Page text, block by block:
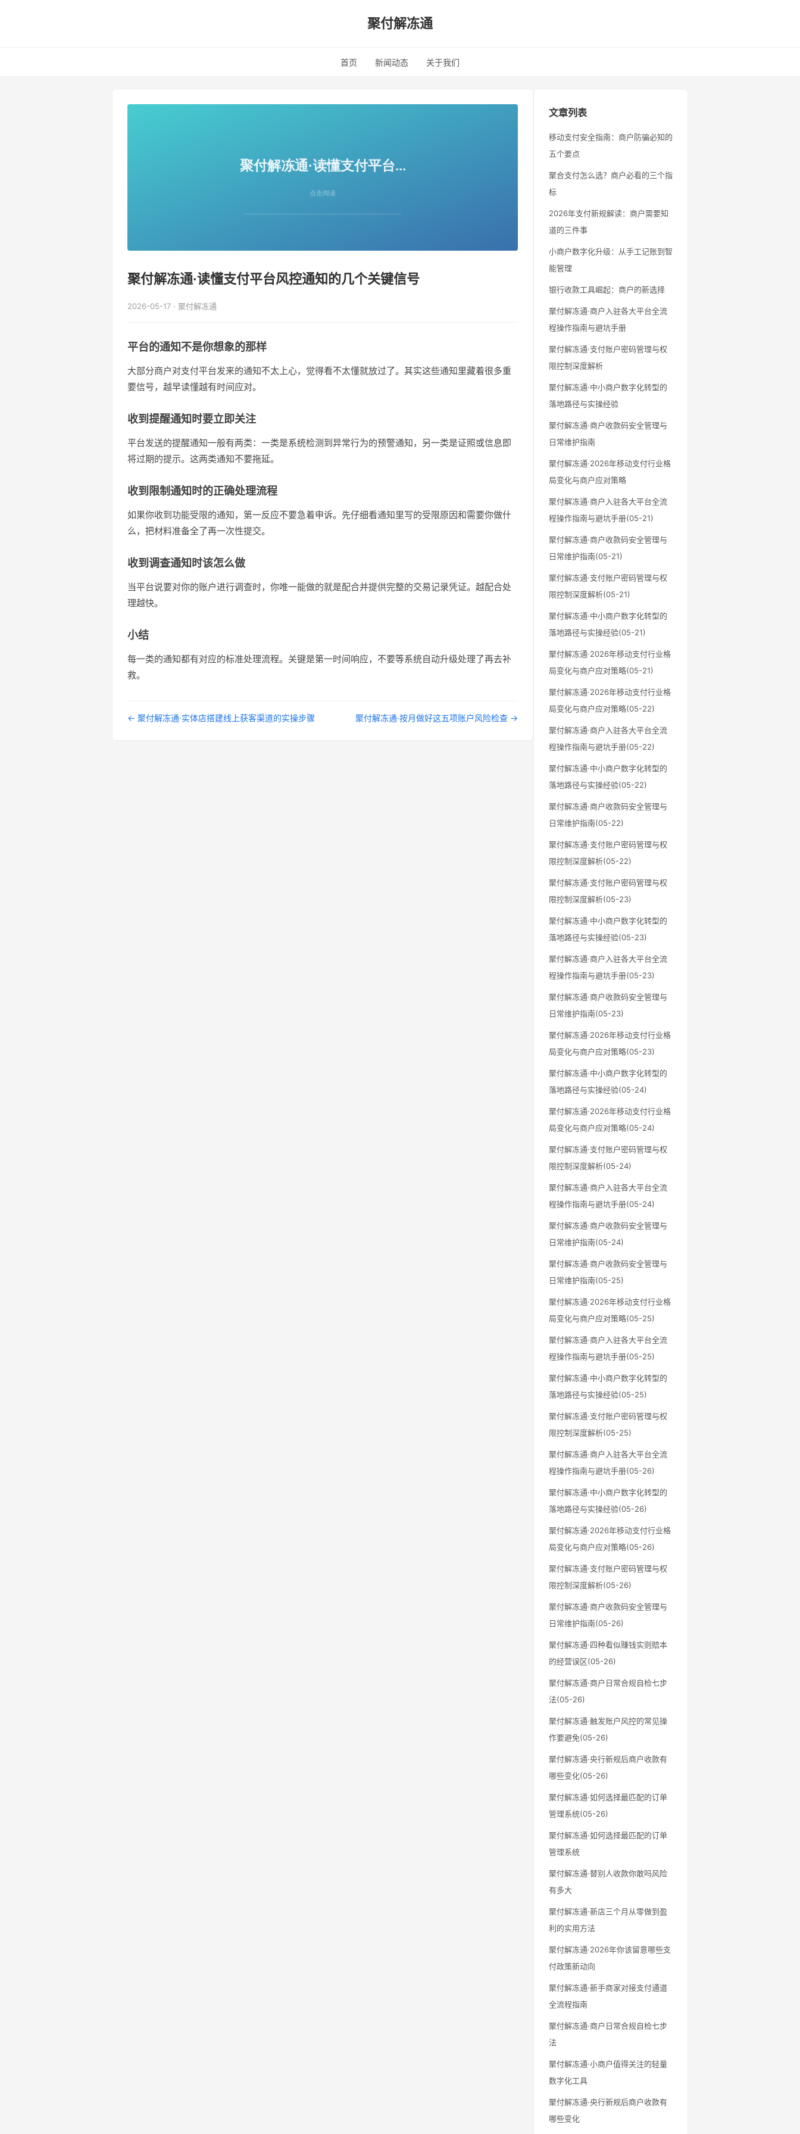
聚付解冻通
首页 新闻动态 关于我们
聚付解冻通·读懂支付平台风控通知的几个关键信号
2026-05-17 · 聚付解冻通
平台的通知不是你想象的那样
大部分商户对支付平台发来的通知不太上心，觉得看不太懂就放过了。其实这些通知里藏着很多重
要信号，越早读懂越有时间应对。
收到提醒通知时要立即关注
平台发送的提醒通知一般有两类：一类是系统检测到异常行为的预警通知，另一类是证照或信息即
将过期的提示。这两类通知不要拖延。
收到限制通知时的正确处理流程
如果你收到功能受限的通知，第一反应不要急着申诉。先仔细看通知里写的受限原因和需要你做什
么，把材料准备全了再一次性提交。
收到调查通知时该怎么做
当平台说要对你的账户进行调查时，你唯一能做的就是配合并提供完整的交易记录凭证。越配合处
理越快。
小结
每一类的通知都有对应的标准处理流程。关键是第一时间响应，不要等系统自动升级处理了再去补
救。
← 聚付解冻通·实体店搭建线上获客渠道的实操步骤 聚付解冻通·按月做好这五项账户风险检查 →
文章列表
移动支付安全指南：商户防骗必知的
五个要点
聚合支付怎么选？商户必看的三个指
标
2026年支付新规解读：商户需要知
道的三件事
小商户数字化升级：从手工记账到智
能管理
银行收款工具崛起：商户的新选择
聚付解冻通·商户入驻各大平台全流
程操作指南与避坑手册
聚付解冻通·支付账户密码管理与权
限控制深度解析
聚付解冻通·中小商户数字化转型的
落地路径与实操经验
聚付解冻通·商户收款码安全管理与
日常维护指南
聚付解冻通·2026年移动支付行业格
局变化与商户应对策略
聚付解冻通·商户入驻各大平台全流
程操作指南与避坑手册(05-21)
聚付解冻通·商户收款码安全管理与
日常维护指南(05-21)
聚付解冻通·支付账户密码管理与权
限控制深度解析(05-21)
聚付解冻通·中小商户数字化转型的
落地路径与实操经验(05-21)
聚付解冻通·2026年移动支付行业格
局变化与商户应对策略(05-21)
聚付解冻通·2026年移动支付行业格
局变化与商户应对策略(05-22)
聚付解冻通·商户入驻各大平台全流
程操作指南与避坑手册(05-22)
聚付解冻通·中小商户数字化转型的
落地路径与实操经验(05-22)
聚付解冻通·商户收款码安全管理与
日常维护指南(05-22)
聚付解冻通·支付账户密码管理与权
限控制深度解析(05-22)
聚付解冻通·支付账户密码管理与权
限控制深度解析(05-23)
聚付解冻通·中小商户数字化转型的
落地路径与实操经验(05-23)
聚付解冻通·商户入驻各大平台全流
程操作指南与避坑手册(05-23)
聚付解冻通·商户收款码安全管理与
日常维护指南(05-23)
聚付解冻通·2026年移动支付行业格
局变化与商户应对策略(05-23)
聚付解冻通·中小商户数字化转型的
落地路径与实操经验(05-24)
聚付解冻通·2026年移动支付行业格
局变化与商户应对策略(05-24)
聚付解冻通·支付账户密码管理与权
限控制深度解析(05-24)
聚付解冻通·商户入驻各大平台全流
程操作指南与避坑手册(05-24)
聚付解冻通·商户收款码安全管理与
日常维护指南(05-24)
聚付解冻通·商户收款码安全管理与
日常维护指南(05-25)
聚付解冻通·2026年移动支付行业格
局变化与商户应对策略(05-25)
聚付解冻通·商户入驻各大平台全流
程操作指南与避坑手册(05-25)
聚付解冻通·中小商户数字化转型的
落地路径与实操经验(05-25)
聚付解冻通·支付账户密码管理与权
限控制深度解析(05-25)
聚付解冻通·商户入驻各大平台全流
程操作指南与避坑手册(05-26)
聚付解冻通·中小商户数字化转型的
落地路径与实操经验(05-26)
聚付解冻通·2026年移动支付行业格
局变化与商户应对策略(05-26)
聚付解冻通·支付账户密码管理与权
限控制深度解析(05-26)
聚付解冻通·商户收款码安全管理与
日常维护指南(05-26)
聚付解冻通·四种看似赚钱实则赔本
的经营误区(05-26)
聚付解冻通·商户日常合规自检七步
法(05-26)
聚付解冻通·触发账户风控的常见操
作要避免(05-26)
聚付解冻通·央行新规后商户收款有
哪些变化(05-26)
聚付解冻通·如何选择最匹配的订单
管理系统(05-26)
聚付解冻通·如何选择最匹配的订单
管理系统
聚付解冻通·替别人收款你敢吗风险
有多大
聚付解冻通·新店三个月从零做到盈
利的实用方法
聚付解冻通·2026年你该留意哪些支
付政策新动向
聚付解冻通·新手商家对接支付通道
全流程指南
聚付解冻通·商户日常合规自检七步
法
聚付解冻通·小商户值得关注的轻量
数字化工具
聚付解冻通·央行新规后商户收款有
哪些变化